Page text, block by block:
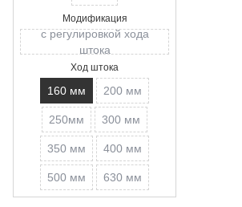
Модификация
с регулировкой хода
штока
Ход штока
160 мм 200 мм
250мм 300 мм
350 мм 400 мм
500 мм 630 мм